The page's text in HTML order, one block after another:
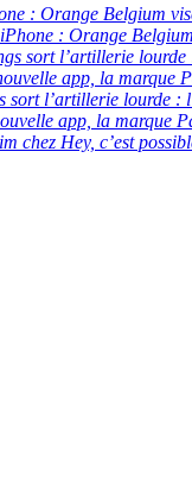
: Orange Belgium
: Orange
sort l’artillerie lourde
app, la marque
sort l’artillerie lourde :
app, la marque
chez Hey, c’est